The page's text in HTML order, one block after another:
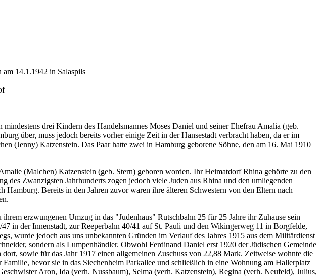
am 14.1.1942 in Salaspils
drei Kindern des Handelsmannes Moses Daniel und seiner Ehefrau Amalia (geb.
über, muss jedoch bereits vorher einige Zeit in der Hansestadt verbracht haben, da er im
(Jenny) Katzenstein. Das Paar hatte zwei in Hamburg geborene Söhne, den am 16. Mai 1910
(Malchen) Katzenstein (geb. Stern) geboren worden. Ihr Heimatdorf Rhina gehörte zu den
Zwanzigsten Jahrhunderts zogen jedoch viele Juden aus Rhina und den umliegenden
Bereits in den Jahren zuvor waren ihre älteren Schwestern von den Eltern nach
erzwungenen Umzug in das "Judenhaus" Rutschbahn 25 für 25 Jahre ihr Zuhause sein
in der Innenstadt, zur Reeperbahn 40/41 auf St. Pauli und den Wikingerweg 11 in Borgfelde,
wurde jedoch aus uns unbekannten Gründen im Verlauf des Jahres 1915 aus dem Militärdienst
sondern als Lumpenhändler. Obwohl Ferdinand Daniel erst 1920 der Jüdischen Gemeinde
sowie für das Jahr 1917 einen allgemeinen Zuschuss von 22,88 Mark. Zeitweise wohnte die
bevor sie in das Siechenheim Parkallee und schließlich in eine Wohnung am Hallerplatz
Aron, Ida (verh. Nussbaum), Selma (verh. Katzenstein), Regina (verh. Neufeld), Julius,